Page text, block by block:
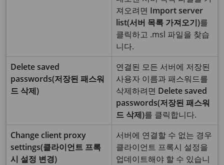
져오려면 Import server
list(서버 목록 가져오기)를
클릭하고 .msl 파일을 찾습
니다.
Delete saved
passwords(저장된 패스워
드 삭제)
연결된 모든 서버에 저장된
사용자 이름과 패스워드를
삭제하려면 Delete saved
passwords(저장된 패스워
드 삭제)를 클릭합니다.
Change client proxy
settings(클라이언트 프록
시 설정 변경)
서버에 연결할 수 없는 경우
클라이언트 프록시 설정을
업데이트해야 할 수 있습니